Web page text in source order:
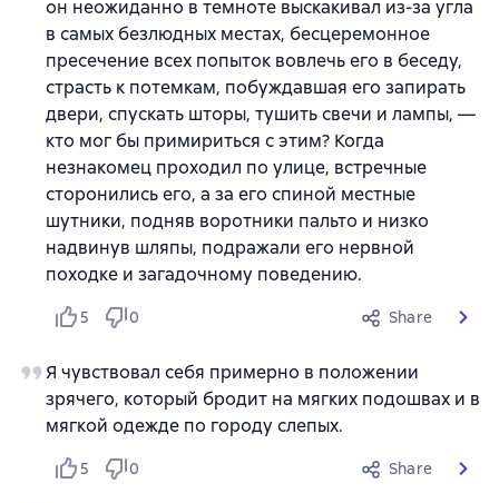
он неожиданно в темноте выскакивал из-за угла
в самых безлюдных местах, бесцеремонное
пресечение всех попыток вовлечь его в беседу,
страсть к потемкам, побуждавшая его запирать
двери, спускать шторы, тушить свечи и лампы, —
кто мог бы примириться с этим? Когда
незнакомец проходил по улице, встречные
сторонились его, а за его спиной местные
шутники, подняв воротники пальто и низко
надвинув шляпы, подражали его нервной
походке и загадочному поведению.
5 0 Share
Я чувствовал себя примерно в положении
зрячего, который бродит на мягких подошвах и в
мягкой одежде по городу слепых.
5 0 Share